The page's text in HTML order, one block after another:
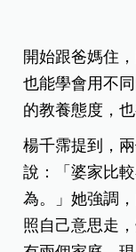
開始跟爸媽住
也能學會用不
的教養態度，
楊千霈提到，
說：「婆家比
為。」她強調
照自己意思走